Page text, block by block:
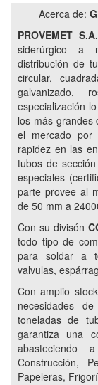
JUNTAS
SOCKOLET
NIPOLET
A53
CONDUIT
CORTES A
45°
CODOS
VÁLVULAS
GLOBO
PERFILES
TUBOS Y
CAÑOS Y
CAÑOS EPOXI
Acerca de:
PROVEMET S.A.
siderúrgico a
distribución de
circular,
galvanizado,
especialización
los más grandes
el mercado por
rapidez en las
tubos de
especiales
parte provee al
de 50 mm a
Con su divisón
todo tipo de
para soldar a
valvulas,
Con amplio
necesidades
toneladas de
garantiza una
abasteciendo
Construcción,
Papeleras,